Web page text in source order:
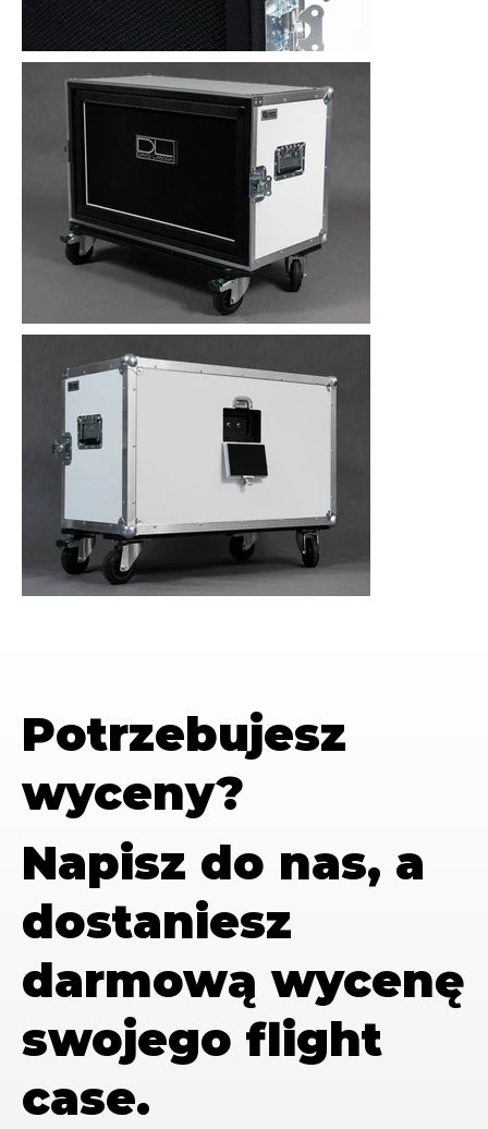
Potrzebujesz
wyceny?
Napisz do nas, a
dostaniesz
darmową wycenę
swojego flight
case.